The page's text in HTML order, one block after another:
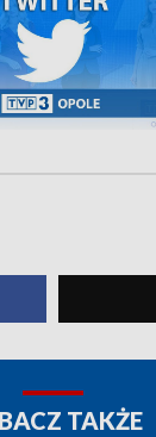
TAKŻE